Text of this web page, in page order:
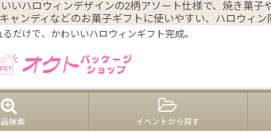
ハロウィンデザインの2柄アソート仕様で、焼き菓
ンディなどのお菓子ギフトに使いやすい、ハロウィン
るだけで、かわいいハロウィンギフト完成。
品検索 イベントから探す